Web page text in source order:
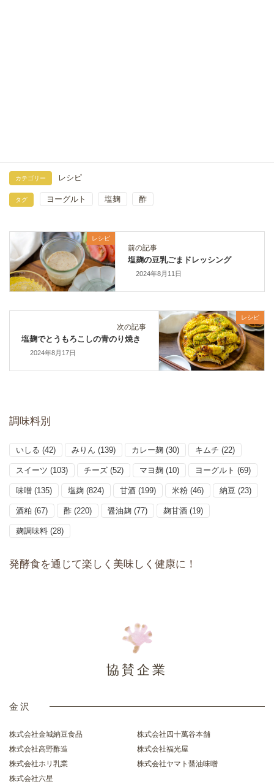
カテゴリー レシピ
タグ ヨーグルト 塩麹 酢
レシピ
前の記事
塩麹の豆乳ごまドレッシング
2024年8月11日
レシピ
次の記事
塩麹でとうもろこしの青のり焼き
2024年8月17日
調味料別
いしる (42) みりん (139) カレー麹 (30) キムチ (22)
スイーツ (103) チーズ (52) マヨ麹 (10) ヨーグルト (69)
味噌 (135) 塩麹 (824) 甘酒 (199) 米粉 (46) 納豆 (23)
酒粕 (67) 酢 (220) 醤油麹 (77) 麹甘酒 (19)
麹調味料 (28)
発酵食を通じて楽しく美味しく健康に！
協賛企業
金沢
株式会社金城納豆食品
株式会社四十萬谷本舗
株式会社高野酢造
株式会社福光屋
株式会社ホリ乳業
株式会社ヤマト醤油味噌
株式会社六星